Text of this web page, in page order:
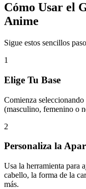
Cómo Usar el
Anime
Sigue estos sencillos
1
Elige Tu Base
Comienza
(masculino, femenino o
2
Personaliza la
Usa la herramienta para
cabello, la forma de la
más.